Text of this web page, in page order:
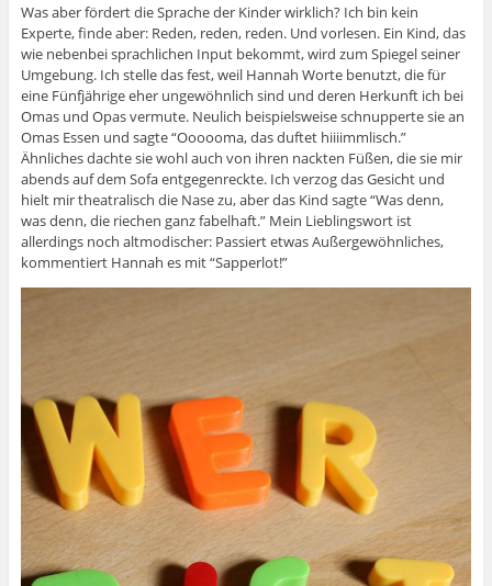
Was aber fördert die Sprache der Kinder wirklich? Ich bin kein
Experte, finde aber: Reden, reden, reden. Und vorlesen. Ein Kind, das
wie nebenbei sprachlichen Input bekommt, wird zum Spiegel seiner
Umgebung. Ich stelle das fest, weil Hannah Worte benutzt, die für
eine Fünfjährige eher ungewöhnlich sind und deren Herkunft ich bei
Omas und Opas vermute. Neulich beispielsweise schnupperte sie an
Omas Essen und sagte “Oooooma, das duftet hiiiimmlisch.”
Ähnliches dachte sie wohl auch von ihren nackten Füßen, die sie mir
abends auf dem Sofa entgegenreckte. Ich verzog das Gesicht und
hielt mir theatralisch die Nase zu, aber das Kind sagte “Was denn,
was denn, die riechen ganz fabelhaft.” Mein Lieblingswort ist
allerdings noch altmodischer: Passiert etwas Außergewöhnliches,
kommentiert Hannah es mit “Sapperlot!”